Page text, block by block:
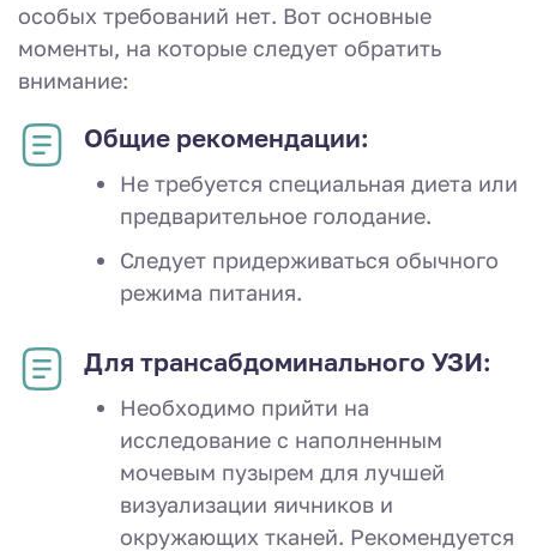
особых требований нет. Вот основные
моменты, на которые следует обратить
внимание:
Общие рекомендации:
Не требуется специальная диета или
предварительное голодание.
Следует придерживаться обычного
режима питания.
Для трансабдоминального УЗИ:
Необходимо прийти на
исследование с наполненным
мочевым пузырем для лучшей
визуализации яичников и
окружающих тканей. Рекомендуется